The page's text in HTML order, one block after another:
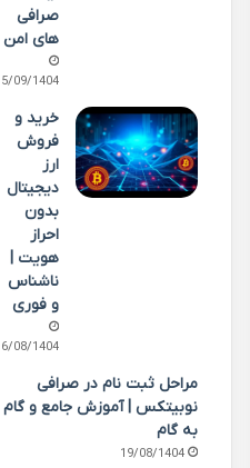
صرافی
های امن
05/09/1404
خرید و
فروش
ارز
دیجیتال
بدون
احراز
هویت |
ناشناس
و فوری
26/08/1404
مراحل ثبت نام در صرافی
نوبیتکس | آموزش جامع و گام
به گام
19/08/1404